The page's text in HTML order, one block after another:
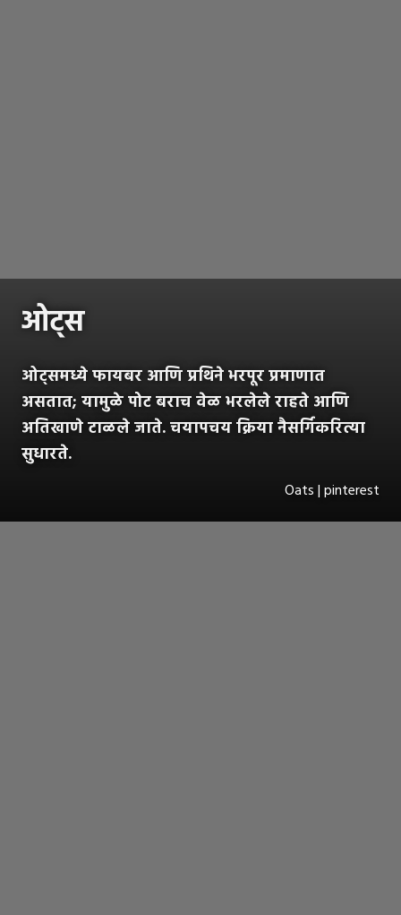
ओट्स
ओट्समध्ये फायबर आणि प्रथिने भरपूर प्रमाणात
असतात; यामुळे पोट बराच वेळ भरलेले राहते आणि
अतिखाणे टाळले जाते. चयापचय क्रिया नैसर्गिकरित्या
सुधारते.
Oats | pinterest